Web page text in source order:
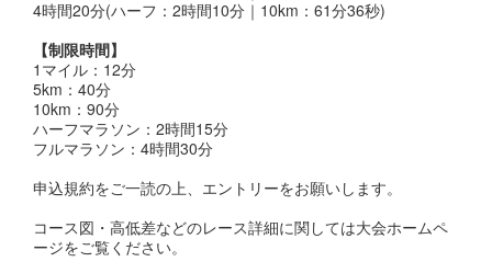
4時間20分(ハーフ：2時間10分｜10km：61分36秒)
【制限時間】
1マイル：12分
5km：40分
10km：90分
ハーフマラソン：2時間15分
フルマラソン：4時間30分
申込規約をご一読の上、エントリーをお願いします。
コース図・高低差などのレース詳細に関しては大会ホームペ
ージをご覧ください。